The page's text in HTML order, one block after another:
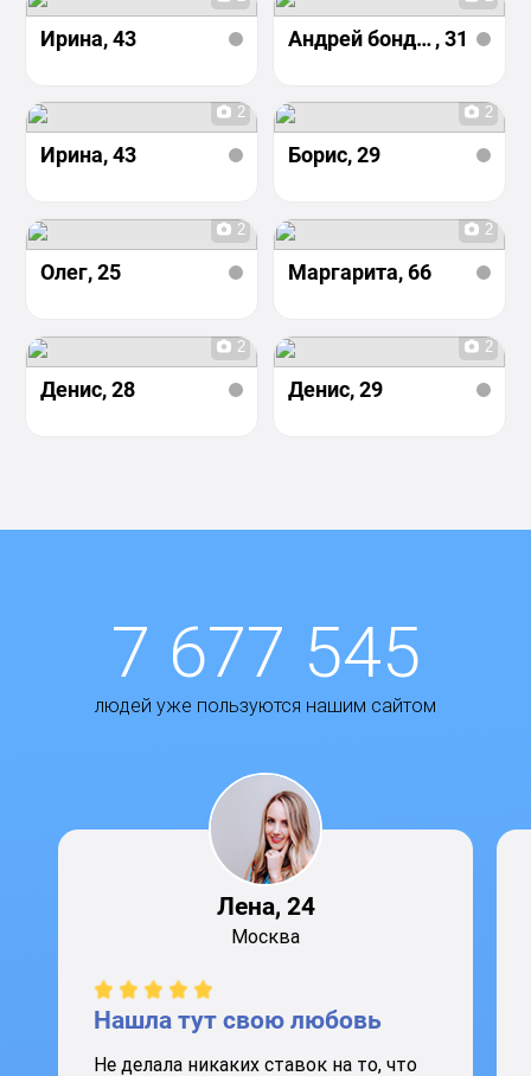
Ирина, 43 Андрей бондаренко, 31
2
Ирина, 43
2
Борис, 29
2
Олег, 25
2
Маргарита, 66
2
Денис, 28
2
Денис, 29
7 677 545
людей уже пользуются нашим сайтом
Лена, 24
Москва
Нашла тут свою любовь
Не делала никаких ставок на то, что